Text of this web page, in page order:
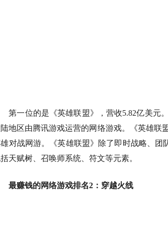
一位的是《英雄联盟》，营收5.82亿美元。
地区由腾讯游戏运营的网络游戏。《英雄联
对战网游。《英雄联盟》除了即时战略、
天赋树、召唤师系统、符文等元素。
赚钱的网络游戏排名2：穿越火线